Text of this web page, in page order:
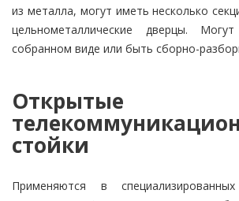
из металла, могут иметь несколько
цельнометаллические дверцы.
собранном виде или быть сборно-
Открытые
стойки
Применяются в специализированных